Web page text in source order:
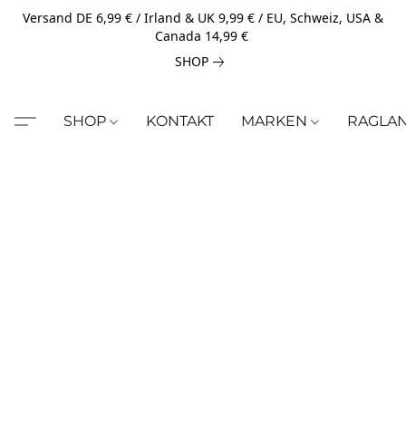
Versand DE 6,99 € / Irland & UK 9,99 € / EU, Schweiz, USA &
Canada 14,99 €
SHOP
SHOP KONTAKT MARKEN